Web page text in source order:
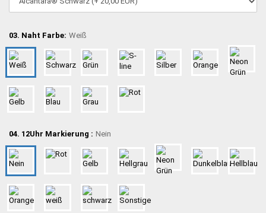
03. Naht Farbe: Weiß
04. 12Uhr Markierung : Nein